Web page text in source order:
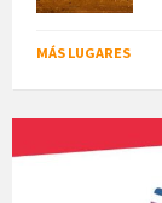
MÁS LUGARES